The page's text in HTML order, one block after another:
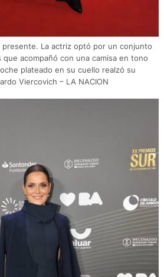
presente. La actriz optó por un conjunto
acompañó con una camisa en tono
plateado en su cuello realzó su
Viercovich – LA NACION